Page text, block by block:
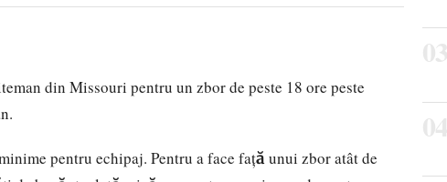
din Missouri pentru un zbor de peste 18 ore peste
pentru echipaj. Pentru a face față unui zbor atât de